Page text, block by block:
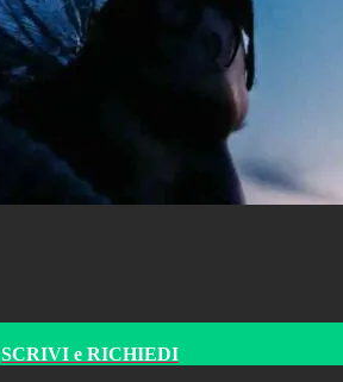
SCRIVI e RICHIEDI